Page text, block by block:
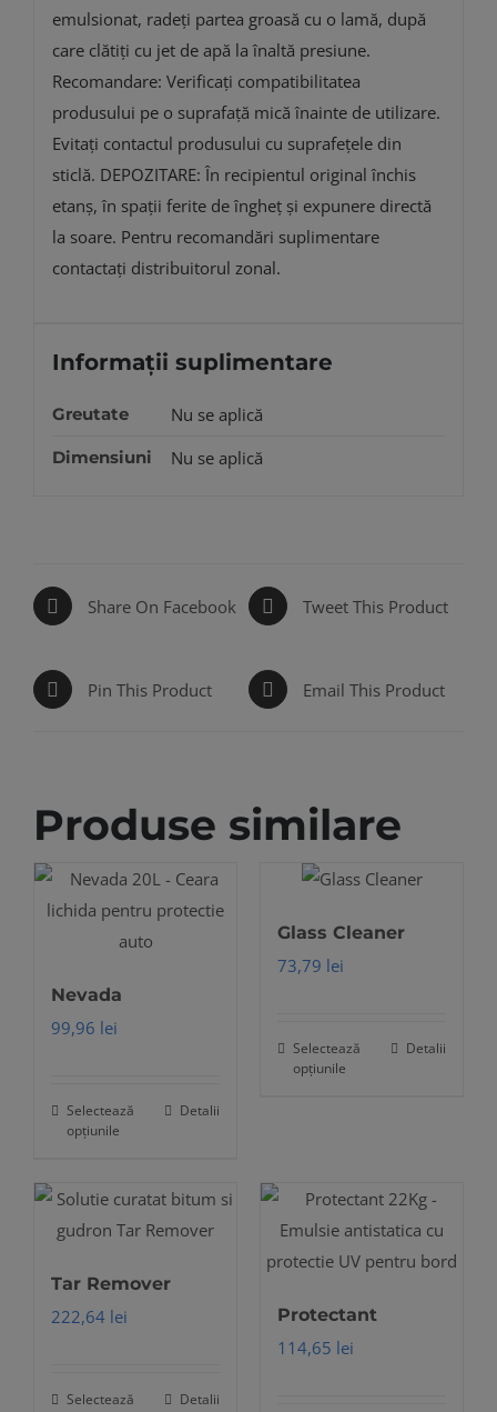
emulsionat, radeți partea groasă cu o lamă, după
care clătiți cu jet de apă la înaltă presiune.
Recomandare: Verificați compatibilitatea
produsului pe o suprafață mică înainte de utilizare.
Evitați contactul produsului cu suprafețele din
sticlă. DEPOZITARE: În recipientul original închis
etanș, în spații ferite de îngheţ şi expunere directă
la soare. Pentru recomandări suplimentare
contactați distribuitorul zonal.
Informații suplimentare
Greutate Nu se aplică
Dimensiuni Nu se aplică
Share On Facebook Tweet This Product
Pin This Product Email This Product
Produse similare
Nevada
99,96 lei
Selectează
opțiunile
Acest
mai
multe
alese
Detalii
Glass Cleaner
73,79 lei
Selectează
opțiunile
Acest
variații.
Opțiunile
pot
Detalii
Tar Remover
222,64 lei
SelecteazăAcest Detalii
Protectant
114,65 lei